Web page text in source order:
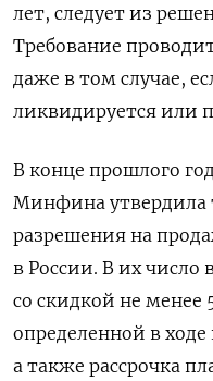
лет, следует из
Требование
даже в том случае,
ликвидируется или
В конце прошлого
Минфина утвердила
разрешения на
в России. В их число
со скидкой не менее
определенной в
а также рассрочка